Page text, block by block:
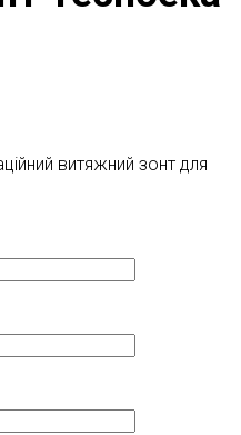
витяжний зонт для